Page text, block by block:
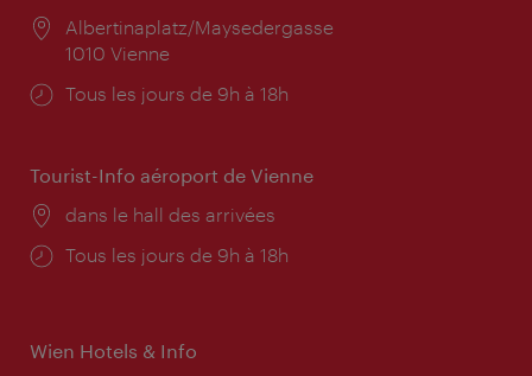
Lieu:
Albertinaplatz/Maysedergasse
1010 Vienne
Horaires
Tous les jours de 9h à 18h
Tourist-Info aéroport de Vienne
Lieu:
dans le hall des arrivées
Horaires
Tous les jours de 9h à 18h
Wien Hotels & Info